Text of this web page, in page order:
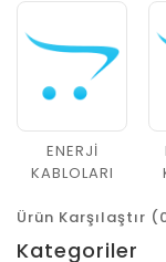
ENERJİ
KABLOLARI
Ürün Karşılaştır
Kategoriler